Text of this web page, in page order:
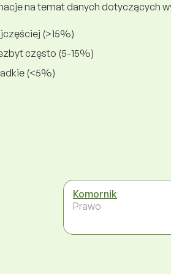
na temat danych dotyczących
(>15%)
często (5-15%)
(<5%)
Komornik
Prawo